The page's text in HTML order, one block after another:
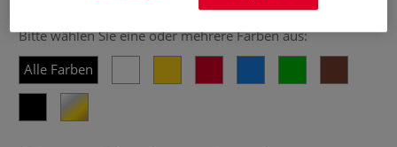
Bitte wählen Sie eine oder mehrere Farben aus:
Alle Farben